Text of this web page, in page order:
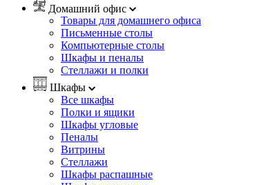
Домашний офис
Товары для домашнего офиса
Письменные столы
Компьютерные столы
Шкафы и пеналы
Стеллажи и полки
Шкафы
Все шкафы
Полки и ящики
Шкафы угловые
Пеналы
Витрины
Стеллажи
Шкафы распашные